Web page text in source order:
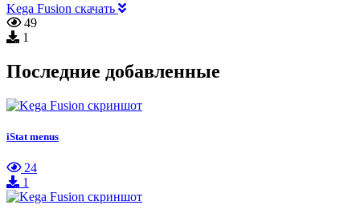
Kega Fusion скачать
49
1
Последние добавленные
iStat menus
24
1